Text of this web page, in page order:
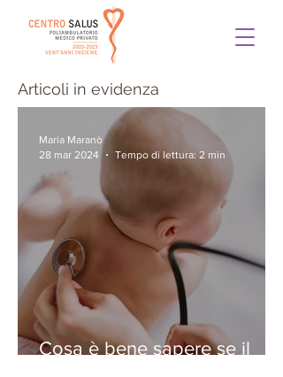
Articoli in evidenza
Cosa è bene sapere se il
Maria Maranò
28 mar 2024
Tempo di lettura: 2 min